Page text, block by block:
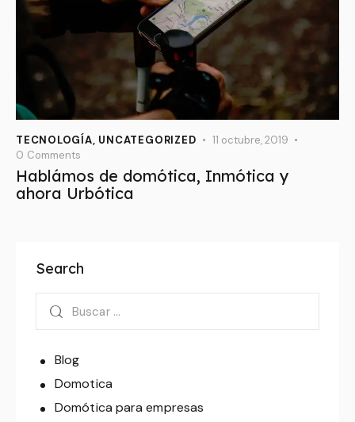
TECNOLOGÍA, UNCATEGORIZED
11 octubre, 2019
0 Comments
Hablámos de domótica, Inmótica y
ahora Urbótica
Search
Blog
Domotica
Domótica para empresas